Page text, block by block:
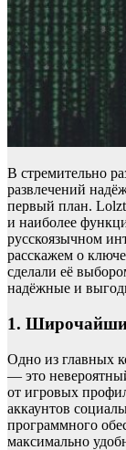
В стремительно
развлечений
первый план.
и наиболее
русскоязычном
расскажем о
сделали её
надёжные и
1.
Одно из главных
— это
от игровых
аккаунтов
программного
максимально